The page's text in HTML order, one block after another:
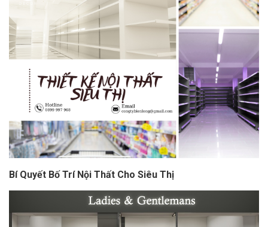
Bí Quyết Bố Trí Nội Thất Cho Siêu Thị